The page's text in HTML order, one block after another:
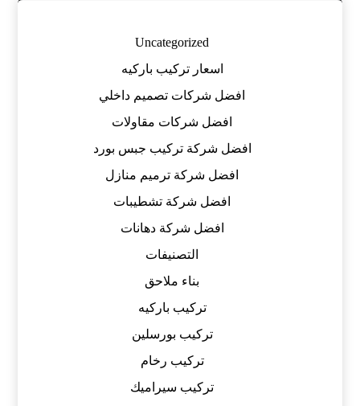
Uncategorized
اسعار تركيب باركيه
افضل شركات تصميم داخلي
افضل شركات مقاولات
افضل شركة تركيب جبس بورد
افضل شركة ترميم منازل
افضل شركة تشطيبات
افضل شركة دهانات
التصنيفات
بناء ملاحق
تركيب باركيه
تركيب بورسلين
تركيب رخام
تركيب سيراميك